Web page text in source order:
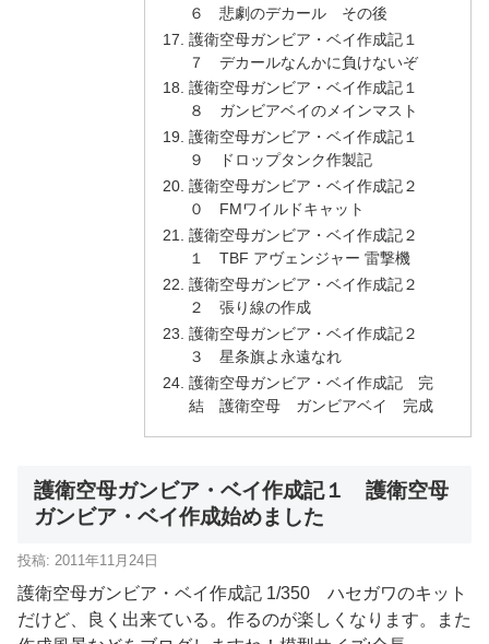
６ 悲劇のデカール その後
護衛空母ガンビア・ベイ作成記１
７ デカールなんかに負けないぞ
護衛空母ガンビア・ベイ作成記１
８ ガンビアベイのメインマスト
護衛空母ガンビア・ベイ作成記１
９ ドロップタンク作製記
護衛空母ガンビア・ベイ作成記２
０ FMワイルドキャット
護衛空母ガンビア・ベイ作成記２
１ TBF アヴェンジャー 雷撃機
護衛空母ガンビア・ベイ作成記２
２ 張り線の作成
護衛空母ガンビア・ベイ作成記２
３ 星条旗よ永遠なれ
護衛空母ガンビア・ベイ作成記 完
結 護衛空母 ガンビアベイ 完成
護衛空母ガンビア・ベイ作成記１ 護衛空母
ガンビア・ベイ作成始めました
投稿: 2011年11月24日
護衛空母ガンビア・ベイ作成記 1/350 ハセガワのキット
だけど、良く出来ている。作るのが楽しくなります。また